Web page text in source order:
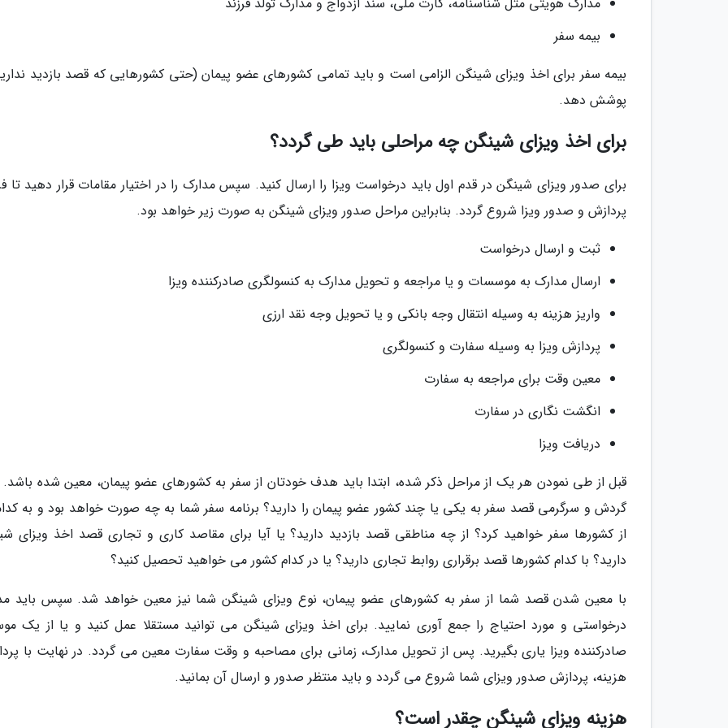
بیمه سفر
بیمه سفر برای اخذ ویزای شینگن الزامی است و باید تمامی کشورهای عضو پیمان (حتی کشورهایی که قصد بازدید
پوشش دهد.
برای اخذ ویزای شینگن چه مراحلی باید طی گردد؟
برای صدور ویزای شینگن در قدم اول باید درخواست ویزا را ارسال کنید. سپس مدارک را در اختیار مقامات قرار دهید تا
پردازش و صدور ویزا شروع گردد. بنابراین مراحل صدور ویزای شینگن به صورت زیر خواهد بود.
ثبت و ارسال درخواست
ارسال مدارک به موسسات و یا مراجعه و تحویل مدارک به کنسولگری صادرکننده ویزا
واریز هزینه به وسیله انتقال وجه بانکی و یا تحویل وجه نقد ارزی
پردازش ویزا به وسیله سفارت و کنسولگری
معین وقت برای مراجعه به سفارت
انگشت نگاری در سفارت
دریافت ویزا
قبل از طی نمودن هر یک از مراحل ذکر شده، ابتدا باید هدف خودتان از سفر به کشورهای عضو پیمان، معین شده باشد.
گردش و سرگرمی قصد سفر به یکی یا چند کشور عضو پیمان را دارید؟ برنامه سفر شما به چه صورت خواهد بود و به
از کشورها سفر خواهید کرد؟ از چه مناطقی قصد بازدید دارید؟ یا آیا برای مقاصد کاری و تجاری قصد اخذ ویزای
دارید؟ با کدام کشورها قصد برقراری روابط تجاری دارید؟ یا در کدام کشور می خواهید تحصیل کنید؟
با معین شدن قصد شما از سفر به کشورهای عضو پیمان، نوع ویزای شینگن شما نیز معین خواهد شد. سپس باید
درخواستی و مورد احتیاج را جمع آوری نمایید. برای اخذ ویزای شینگن می توانید مستقلا عمل کنید و یا از یک
صادرکننده ویزا یاری بگیرید. پس از تحویل مدارک، زمانی برای مصاحبه و وقت سفارت معین می گردد. در نهایت با
هزینه، پردازش صدور ویزای شما شروع می گردد و باید منتظر صدور و ارسال آن بمانید.
هزینه ویزای شینگن چقدر است؟